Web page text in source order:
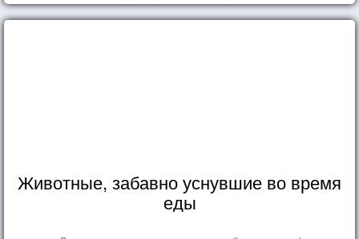
Животные, забавно уснувшие во время
еды